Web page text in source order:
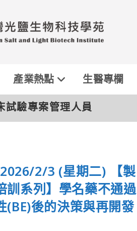
產業熱點 生醫專欄
試驗專案管理人員
2/3 (星期二) 【製
訓系列】學名藥不通過
(BE)後的決策與再開發